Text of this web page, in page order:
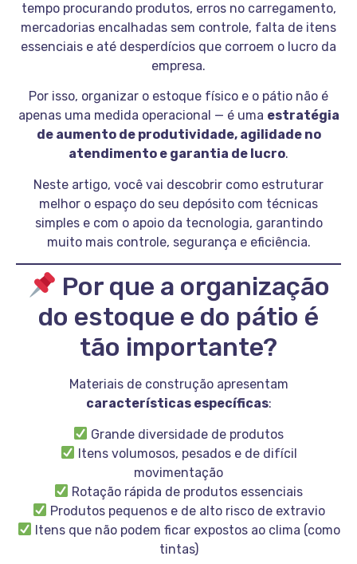
tempo procurando produtos, erros no carregamento,
mercadorias encalhadas sem controle, falta de itens
essenciais e até desperdícios que corroem o lucro da
empresa.
Por isso, organizar o estoque físico e o pátio não é
apenas uma medida operacional — é uma estratégia
de aumento de produtividade, agilidade no
atendimento e garantia de lucro.
Neste artigo, você vai descobrir como estruturar
melhor o espaço do seu depósito com técnicas
simples e com o apoio da tecnologia, garantindo
muito mais controle, segurança e eficiência.
Por que a organização
do estoque e do pátio é
tão importante?
Materiais de construção apresentam
características específicas:
Grande diversidade de produtos
Itens volumosos, pesados e de difícil
movimentação
Rotação rápida de produtos essenciais
Produtos pequenos e de alto risco de extravio
Itens que não podem ficar expostos ao clima (como
tintas)